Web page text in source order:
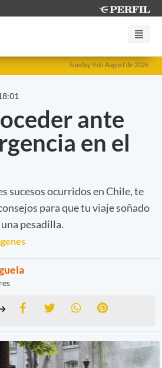
Sunday 9 de August de 2026
ante
en el
sucesos ocurridos en Chile, te
para que tu viaje soñado
pesadilla.